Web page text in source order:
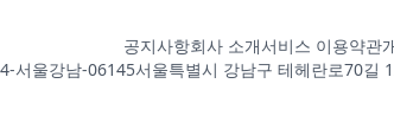
공지사항회사 소개서비스 이용약관
서울강남-06145서울특별시 강남구 테헤란로70길